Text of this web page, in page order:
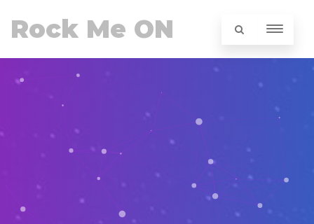
Rock Me ON